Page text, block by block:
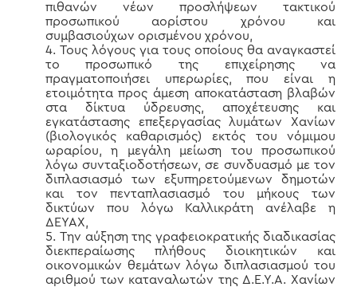
πιθανών νέων προσλήψεων τακτικού
προσωπικού αορίστου χρόνου και
συμβασιούχων ορισμένου χρόνου,
Τους λόγους για τους οποίους θα αναγκαστεί
το προσωπικό της επιχείρησης να
πραγματοποιήσει υπερωρίες, που είναι η
ετοιμότητα προς άμεση αποκατάσταση βλαβών
στα δίκτυα ύδρευσης, αποχέτευσης και
εγκατάστασης επεξεργασίας λυμάτων Χανίων
(βιολογικός καθαρισμός) εκτός του νόμιμου
ωραρίου, η μεγάλη μείωση του προσωπικού
λόγω συνταξιοδοτήσεων, σε συνδυασμό με τον
διπλασιασμό των εξυπηρετούμενων δημοτών
και τον πενταπλασιασμό του μήκους των
δικτύων που λόγω Καλλικράτη ανέλαβε η
ΔΕΥΑΧ,
Την αύξηση της γραφειοκρατικής διαδικασίας
διεκπεραίωσης πλήθους διοικητικών και
οικονομικών θεμάτων λόγω διπλασιασμού του
αριθμού των καταναλωτών της Δ.Ε.Υ.Α. Χανίων